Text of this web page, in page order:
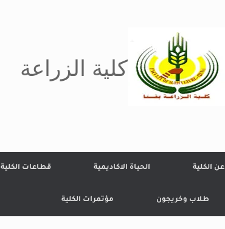
كلية الزراعة
عن الكلية الحياة الاكاديمية قطاعات الكلية
طلاب وخريجون مؤتمرات الكلية